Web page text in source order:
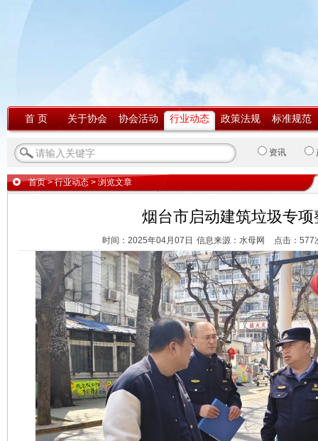
首 页 关于协会 协会活动 行业动态 政策法规 标准规范
资讯
首页>行业动态 > 浏览文章
烟台市启动建筑垃圾专
时间：2025年04月07日 信息来源：水母网 点击： 577